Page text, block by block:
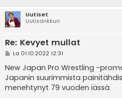
Uutiset
Uutisankkuri
Re: Kevyet mullat
V
e
s
t
i
La 01.10.2022 12:31
New Japan Pro Wrestling -
Japanin suurimmista
menehtynyt 79 vuoden iässä.